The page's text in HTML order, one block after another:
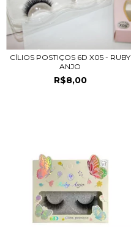
CÍLIOS POSTIÇOS 6D X05 - RUBY
ANJO
R$8,00